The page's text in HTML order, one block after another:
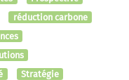
réduction carbone
Stratégie